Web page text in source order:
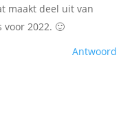
maakt deel uit van
2022. 🙂
Antwoord